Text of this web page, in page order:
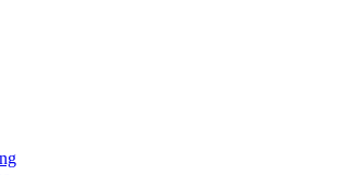
Feuerwehr Rodheim